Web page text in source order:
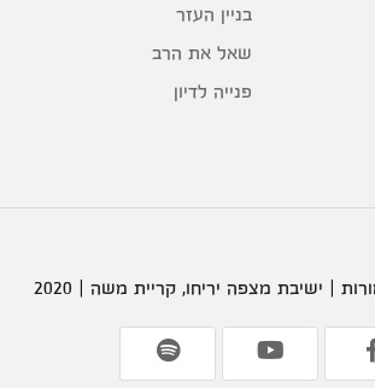
בניין העזר
שאל את הרב
פנייה לדיון
| ישיבת מצפה יריחו, קריית משה | 2020